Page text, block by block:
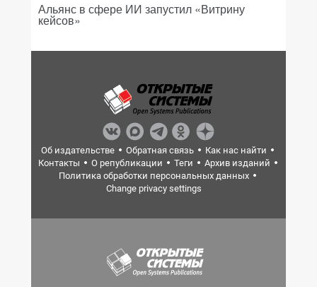
Альянс в сфере ИИ запустил «Витрину
кейсов»
Об издательстве Обратная связь
Как нас найти
Контакты
О републикации Теги
Архив изданий
Политика обработки персональных данных
Change privacy settings